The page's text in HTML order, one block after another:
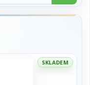
SKLADEM